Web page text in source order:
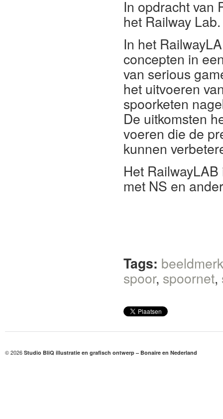
In opdracht van
het Railway Lab.
In het
concepten in
van serious
het uitvoeren
spoorketen
De uitkomsten
voeren die de
kunnen
Het
met NS en
Tags: beeldmerk
spoor, spoornet,
© 2026 Studio BliQ illustratie en grafisch ontwerp – Bonaire en Nederland